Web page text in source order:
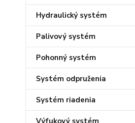
Hydraulický systém
Palivový systém
Pohonný systém
Systém odpruženia
Systém riadenia